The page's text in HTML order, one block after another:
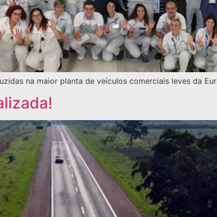
na maior planta de veículos comerciais leves da